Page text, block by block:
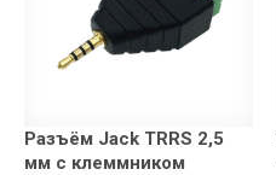
Разъём Jack TRRS 2,5
мм с клеммником